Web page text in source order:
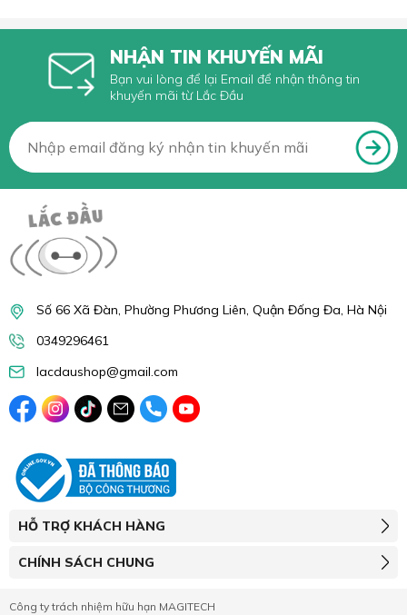
NHẬN TIN KHUYẾN MÃI
Bạn vui lòng để lại Email để nhận thông tin
khuyến mãi từ Lắc Đầu
Số 66 Xã Đàn, Phường Phương Liên, Quận Đống Đa, Hà Nội
0349296461
lacdaushop@gmail.com
HỖ TRỢ KHÁCH HÀNG
CHÍNH SÁCH CHUNG
Công ty trách nhiệm hữu hạn MAGITECH